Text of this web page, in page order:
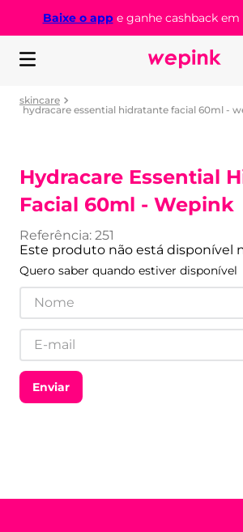
Baixe o appe ganhe cashback em
skincare
hydracare essential hidratante facial 60ml -
Hydracare Essential
Facial 60ml - Wepink
Referência: 251
Este produto não está disponível
Quero saber quando estiver disponível
Enviar